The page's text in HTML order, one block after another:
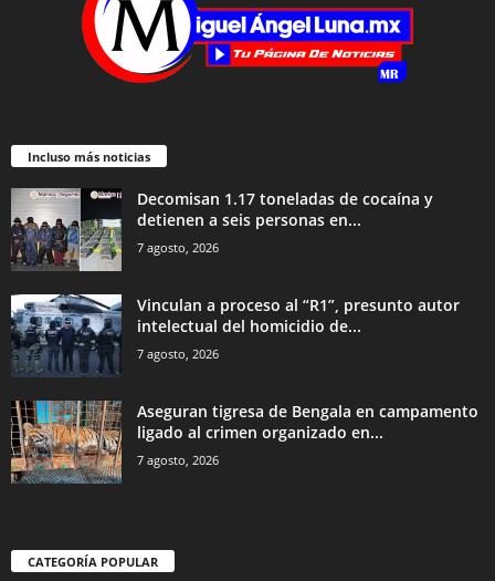
Incluso más noticias
Decomisan 1.17 toneladas de cocaína y
detienen a seis personas en...
7 agosto, 2026
Vinculan a proceso al “R1”, presunto autor
intelectual del homicidio de...
7 agosto, 2026
Aseguran tigresa de Bengala en campamento
ligado al crimen organizado en...
7 agosto, 2026
CATEGORÍA POPULAR